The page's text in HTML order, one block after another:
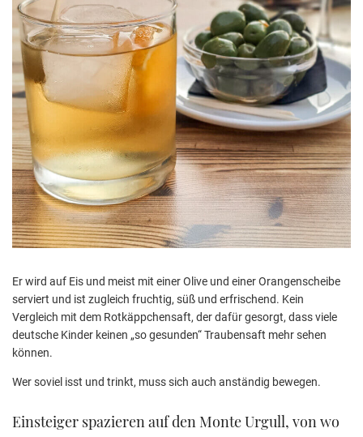
Er wird auf Eis und meist mit einer Olive und einer Orangenscheibe
serviert und ist zugleich fruchtig, süß und erfrischend. Kein
Vergleich mit dem Rotkäppchensaft, der dafür gesorgt, dass viele
deutsche Kinder keinen „so gesunden“ Traubensaft mehr sehen
können.
Wer soviel isst und trinkt, muss sich auch anständig bewegen.
Einsteiger spazieren auf den Monte Urgull, von wo